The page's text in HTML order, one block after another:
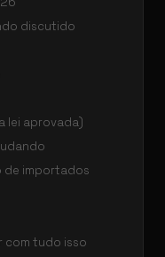
discutido
lei aprovada)
de importados
com tudo isso